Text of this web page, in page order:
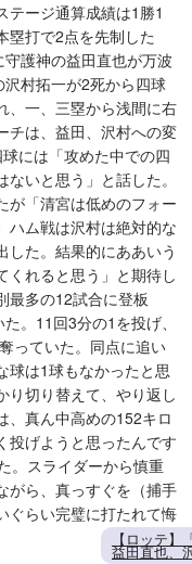
ージ通算成績は1勝1
塁打で2点を先制した
護神の益田直也が万波
村拓一が2死から四球
、一、三塁から浅間に右
チは、益田、沢村への変
には「攻めた中での四
いと思う」と話した。
が「清宮は低めのフォー
ハム戦は沢村は絶対的な
した。結果的にああいう
くれると思う」と期待し
最多の12試合に登板
。11回3分の1を投げ、
っていた。同点に追い
球は1球もなかったと思
り切り替えて、やり返し
、真ん中高めの152キロ
投げようと思ったんです
。スライダーから慎重
がら、真っすぐを（捕手
ぐらい完璧に打たれて悔
【ロッテ
益田直也、